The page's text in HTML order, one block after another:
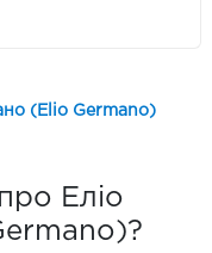
(Elio Germano)
Еліо